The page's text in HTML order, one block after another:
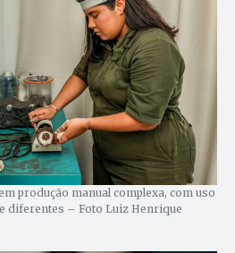
produção manual complexa, com uso
diferentes – Foto Luiz Henrique